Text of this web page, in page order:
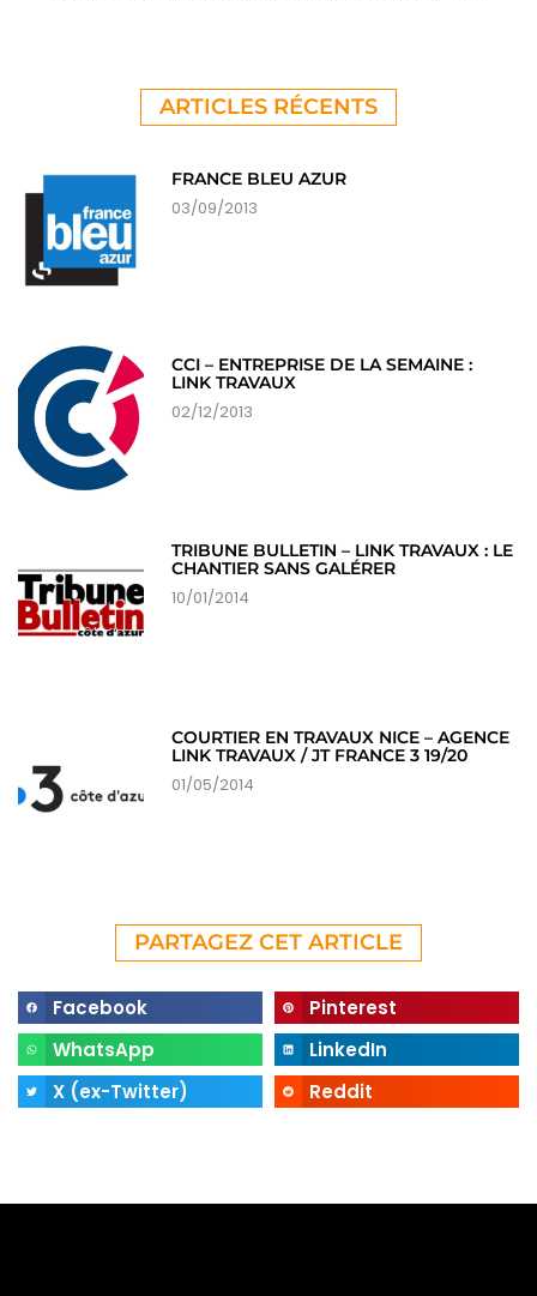
ARTICLES RÉCENTS
FRANCE BLEU AZUR
03/09/2013
CCI – ENTREPRISE DE LA SEMAINE :
LINK TRAVAUX
02/12/2013
TRIBUNE BULLETIN – LINK TRAVAUX : LE
CHANTIER SANS GALÉRER
10/01/2014
COURTIER EN TRAVAUX NICE – AGENCE
LINK TRAVAUX / JT FRANCE 3 19/20
01/05/2014
PARTAGEZ CET ARTICLE
Facebook
Pinterest
WhatsApp
LinkedIn
X (ex-Twitter)
Reddit